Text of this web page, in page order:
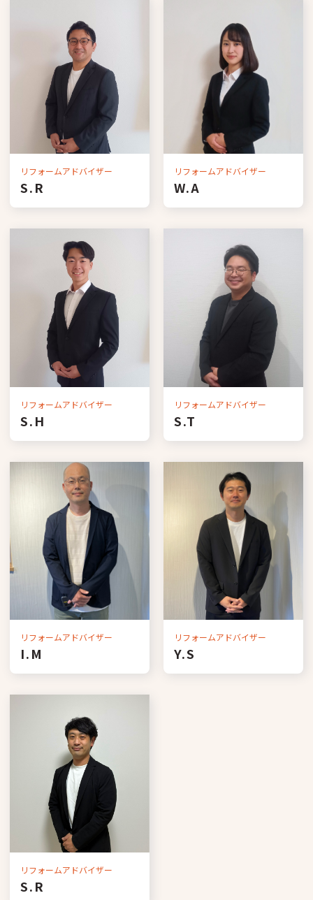
リフォームアドバイザー
S.R
リフォームアドバイザー
W.A
リフォームアドバイザー
S.H
リフォームアドバイザー
S.T
リフォームアドバイザー
I.M
リフォームアドバイザー
Y.S
リフォームアドバイザー
S.R